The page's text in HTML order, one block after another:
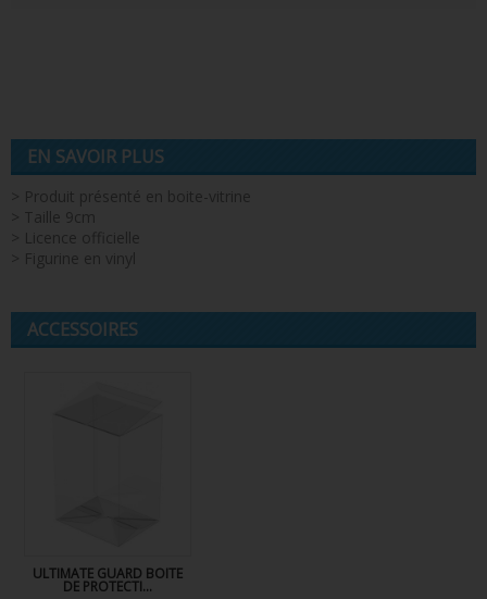
EN SAVOIR PLUS
> Produit présenté en boite-vitrine
> Taille 9cm
> Licence officielle
> Figurine en vinyl
ACCESSOIRES
ULTIMATE GUARD BOITE
DE PROTECTI...